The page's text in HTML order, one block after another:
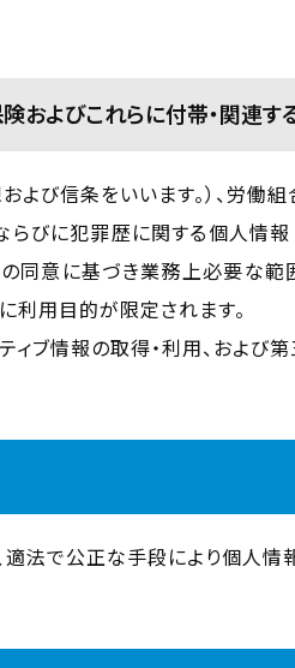
およびこれらに付帯・関連す
よび信条をいいます。）、労働
びに犯罪歴に関する個人情報（
の同意に基づき業務上必要な
利用目的が限定されます。
ブ情報の取得・利用、および
法で公正な手段により個人情